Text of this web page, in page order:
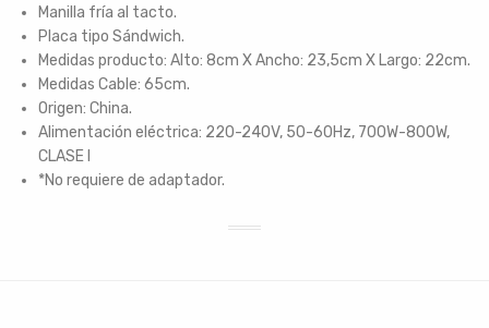
Manilla fría al tacto.
Placa tipo Sándwich.
Medidas producto: Alto: 8cm X Ancho: 23,5cm X Largo: 22cm.
Medidas Cable: 65cm.
Origen: China.
Alimentación eléctrica: 220-240V, 50-60Hz, 700W-800W,
CLASE I
*No requiere de adaptador.